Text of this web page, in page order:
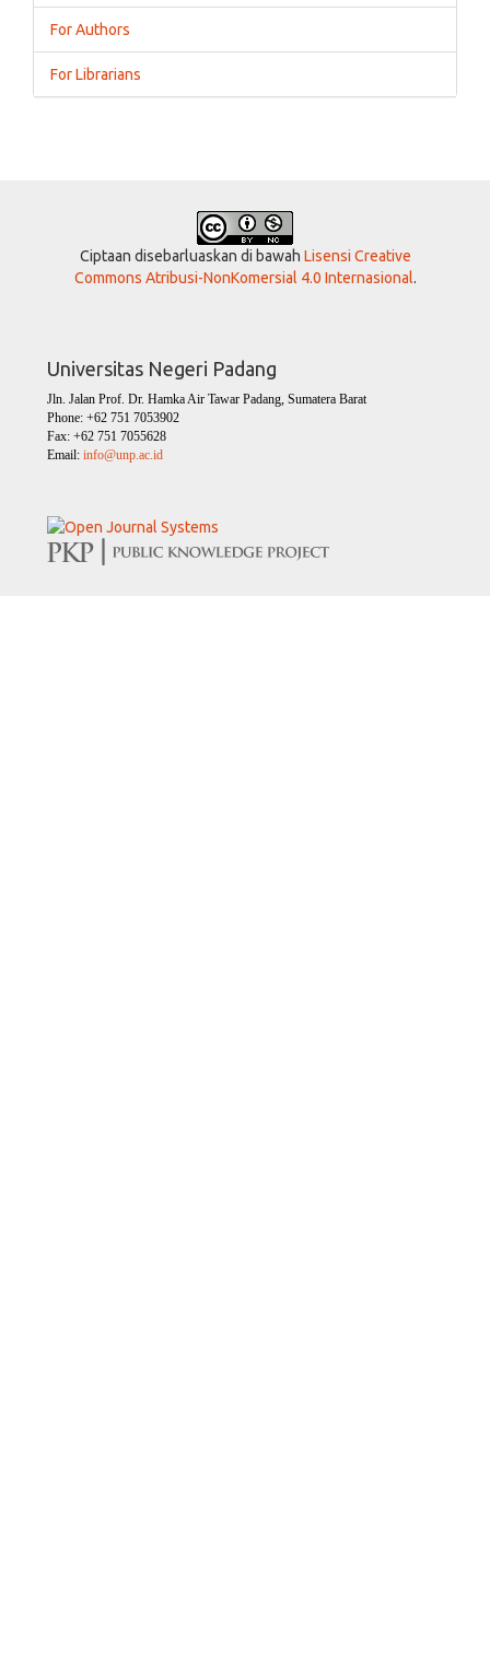
For Authors
For Librarians
Ciptaan disebarluaskan di bawah Lisensi Creative
Commons Atribusi-NonKomersial 4.0 Internasional.
Universitas Negeri Padang
Jln. Jalan Prof. Dr. Hamka Air Tawar Padang, Sumatera Barat
Phone: +62 751 7053902
Fax: +62 751 7055628
Email: info@unp.ac.id